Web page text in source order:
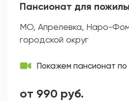
Пансионат для
МО, Апрелевка, Наро-
городской округ
Покажем пансионат по
от 990 руб.